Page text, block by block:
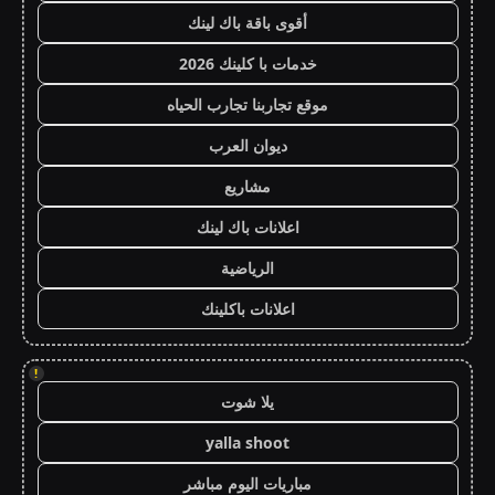
أقوى باقة باك لينك
خدمات با كلينك 2026
موقع تجاربنا تجارب الحياه
ديوان العرب
مشاريع
اعلانات باك لينك
الرياضية
اعلانات باكلينك
!
يلا شوت
yalla shoot
مباريات اليوم مباشر